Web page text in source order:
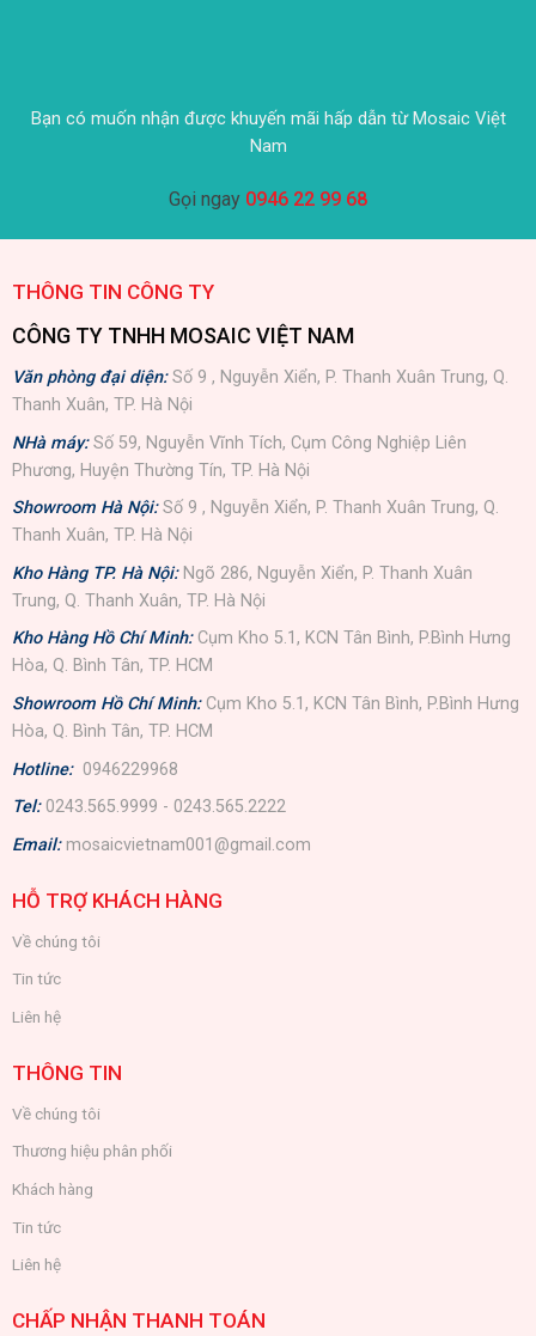
Bạn có muốn nhận được khuyến mãi hấp dẫn từ Mosaic Việt
Nam
Gọi ngay 0946 22 99 68
THÔNG TIN CÔNG TY
CÔNG TY TNHH MOSAIC VIỆT NAM
Văn phòng đại diện:Số 9 , Nguyễn Xiển, P. Thanh Xuân Trung, Q.
Thanh Xuân, TP. Hà Nội
NHà máy: Số 59, Nguyễn Vĩnh Tích, Cụm Công Nghiệp Liên
Phương, Huyện Thường Tín, TP. Hà Nội
Showroom Hà Nội: Số 9 , Nguyễn Xiển, P. Thanh Xuân Trung, Q.
Thanh Xuân, TP. Hà Nội
Kho Hàng TP. Hà Nội: Ngõ 286, Nguyễn Xiển, P. Thanh Xuân
Trung, Q. Thanh Xuân, TP. Hà Nội
Kho Hàng Hồ Chí Minh: Cụm Kho 5.1, KCN Tân Bình, P.Bình Hưng
Hòa, Q. Bình Tân, TP. HCM
Showroom Hồ Chí Minh: Cụm Kho 5.1, KCN Tân Bình, P.Bình Hưng
Hòa, Q. Bình Tân, TP. HCM
Hotline: 0946229968
Tel: 0243.565.9999 - 0243.565.2222
Email: mosaicvietnam001@gmail.com
HỖ TRỢ KHÁCH HÀNG
Về chúng tôi
Tin tức
Liên hệ
THÔNG TIN
Về chúng tôi
Thương hiệu phân phối
Khách hàng
Tin tức
Liên hệ
CHẤP NHẬN THANH TOÁN